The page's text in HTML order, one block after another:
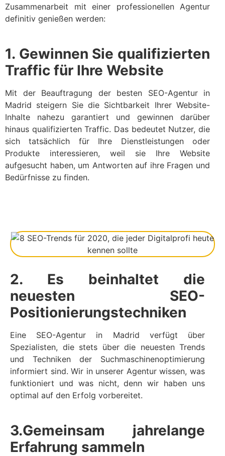
Zusammenarbeit mit einer professionellen Agentur
definitiv genießen werden:
1. Gewinnen Sie qualifizierten
Traffic für Ihre Website
Mit der Beauftragung der besten SEO-Agentur in
Madrid steigern Sie die Sichtbarkeit Ihrer Website-
Inhalte nahezu garantiert und gewinnen darüber
hinaus qualifizierten Traffic. Das bedeutet Nutzer, die
sich tatsächlich für Ihre Dienstleistungen oder
Produkte interessieren, weil sie Ihre Website
aufgesucht haben, um Antworten auf ihre Fragen und
Bedürfnisse zu finden.
2. Es beinhaltet die
neuesten SEO-
Positionierungstechniken
Eine SEO-Agentur in Madrid verfügt über
Spezialisten, die stets über die neuesten Trends
und Techniken der Suchmaschinenoptimierung
informiert sind. Wir in unserer Agentur wissen, was
funktioniert und was nicht, denn wir haben uns
optimal auf den Erfolg vorbereitet.
3.Gemeinsam jahrelange
Erfahrung sammeln